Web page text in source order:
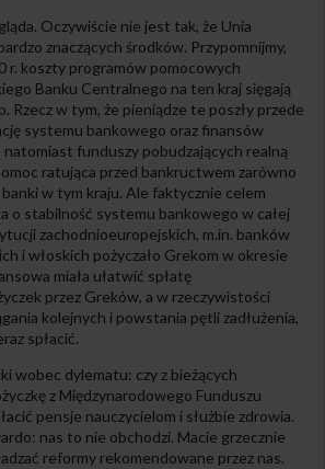
Oczywiście nie jest tak, że Unia
znaczących środków. Przypomnijmy,
r. koszty programów pomocowych
Banku Centralnego na ten kraj sięgają
Rzecz w tym, że pieniądze te poszły przede
systemu bankowego oraz finansów
natomiast funduszy pobudzających realną
ratująca przed bankructwem zarówno
w tym kraju. Ale faktycznie celem
o stabilność systemu bankowego w całej
zachodnioeuropejskich, m.in. banków
i włoskich pożyczało Grekom w okresie
miała ułatwić spłatę
przez Greków, a w rzeczywistości
kolejnych i powstania pętli zadłużenia,
spłacić.
wobec dylematu: czy z bieżących
z Międzynarodowego Funduszu
pensje nauczycielom i służbie zdrowia.
nas to nie obchodzi. Macie grzecznie
reformy rekomendowane przez nas.